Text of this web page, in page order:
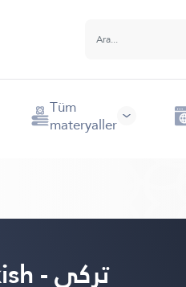
Tüm
materyaller
Türkçe - Turkish - تركي